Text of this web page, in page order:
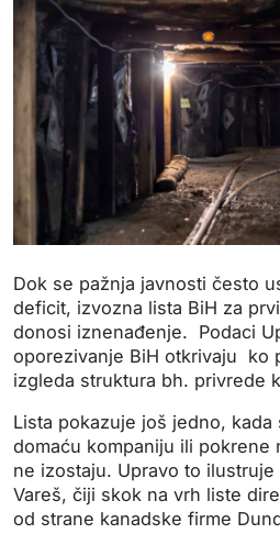
Dok se pažnja javnosti često
deficit, izvozna lista BiH za
donosi iznenađenje. Podaci
oporezivanje BiH otkrivaju ko
izgleda struktura bh. privrede
Lista pokazuje još jedno,
domaću kompaniju ili pokrene
ne izostaju. Upravo to ilustruje
Vareš, čiji skok na vrh liste
od strane kanadske firme